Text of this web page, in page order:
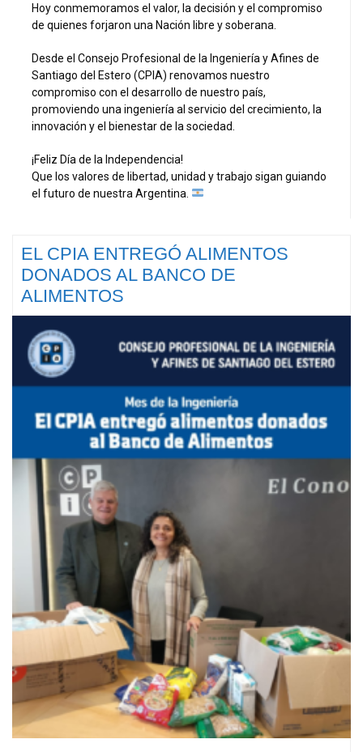
Hoy conmemoramos el valor, la decisión y el compromiso
de quienes forjaron una Nación libre y soberana.
Desde el Consejo Profesional de la Ingeniería y Afines de
Santiago del Estero (CPIA) renovamos nuestro
compromiso con el desarrollo de nuestro país,
promoviendo una ingeniería al servicio del crecimiento, la
innovación y el bienestar de la sociedad.
¡Feliz Día de la Independencia!
Que los valores de libertad, unidad y trabajo sigan guiando
el futuro de nuestra Argentina.
EL CPIA ENTREGÓ ALIMENTOS
DONADOS AL BANCO DE
ALIMENTOS